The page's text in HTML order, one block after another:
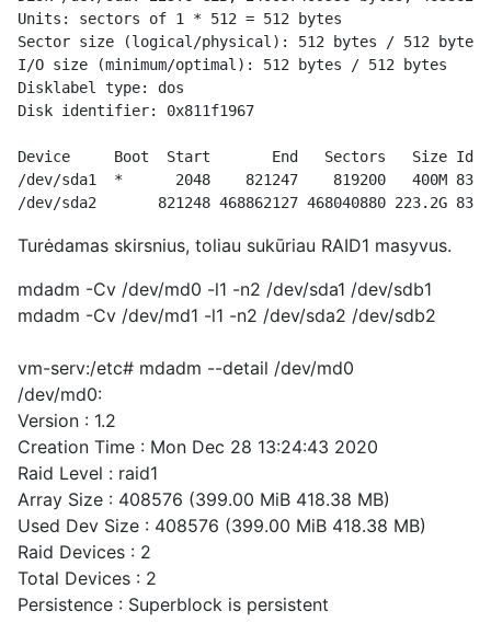
Units: sectors of 1 * 512 = 512 bytes
Sector size (logical/physical): 512 bytes / 512 bytes
I/O size (minimum/optimal): 512 bytes / 512 bytes
Disklabel type: dos
Disk identifier: 0x811f1967
Device     Boot  Start       End   Sectors   Size Id
/dev/sda1  *      2048    821247    819200   400M 83
/dev/sda2       821248 468862127 468040880 223.2G 83
Turėdamas skirsnius, toliau sukūriau RAID1 masyvus.
mdadm -Cv /dev/md0 -l1 -n2 /dev/sda1 /dev/sdb1
mdadm -Cv /dev/md1 -l1 -n2 /dev/sda2 /dev/sdb2
vm-serv:/etc# mdadm --detail /dev/md0
/dev/md0:
Version : 1.2
Creation Time : Mon Dec 28 13:24:43 2020
Raid Level : raid1
Array Size : 408576 (399.00 MiB 418.38 MB)
Used Dev Size : 408576 (399.00 MiB 418.38 MB)
Raid Devices : 2
Total Devices : 2
Persistence : Superblock is persistent